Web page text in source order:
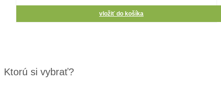
vložiť do košíka
Ktorú si vybrať?